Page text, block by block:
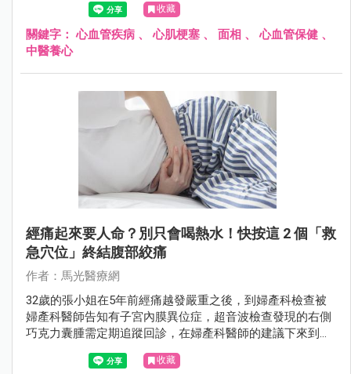
收藏
關鍵字：心血管疾病 、心肌梗塞 、 面相 、心血管保健 、
中醫養心
經痛起來要人命？別只會喝熱水！快按這 2 個「救
急穴位」終結腹部絞痛
作者：馬光醫療網
32歲的張小姐在5年前經痛越發嚴重之後，到婦產科檢查被
婦產科醫師告知有子宮內膜異位症，超音波檢查發現的右側
巧克力囊腫需定期追蹤回診，在婦產科醫師的建議下來到中
醫門診求診，希望中醫能幫她緩解行經期的不適症狀，同時
能讓子宮內膜異位症的嚴重程度降低。
收藏